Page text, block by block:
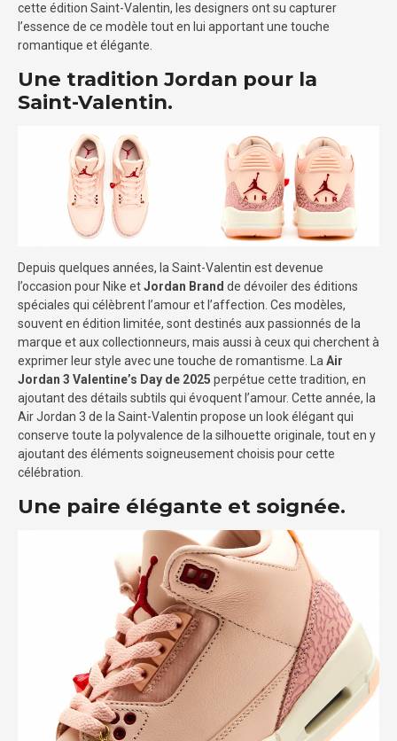
cette édition Saint-Valentin, les designers ont su capturer
l’essence de ce modèle tout en lui apportant une touche
romantique et élégante.
Une tradition Jordan pour la
Saint-Valentin.
Depuis quelques années, la Saint-Valentin est devenue
l’occasion pour Nike etJordan Brand de dévoiler des éditions
spéciales qui célèbrent l’amour et l’affection. Ces modèles,
souvent en édition limitée, sont destinés aux passionnés de la
marque et aux collectionneurs, mais aussi à ceux qui cherchent à
exprimer leur style avec une touche de romantisme. LaAir
Jordan 3 Valentine’s Day de 2025 perpétue cette tradition, en
ajoutant des détails subtils qui évoquent l’amour. Cette année, la
Air Jordan 3 de la Saint-Valentin propose un look élégant qui
conserve toute la polyvalence de la silhouette originale, tout en y
ajoutant des éléments soigneusement choisis pour cette
célébration.
Une paire élégante et soignée.